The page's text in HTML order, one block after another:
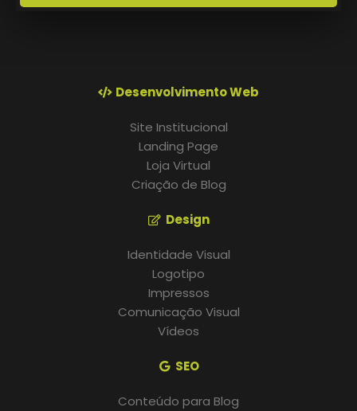
Desenvolvimento Web
Site Institucional
Landing Page
Loja Virtual
Criação de Blog
Design
Identidade Visual
Logotipo
Impressos
Comunicação Visual
Vídeos
SEO
Conteúdo para Blog